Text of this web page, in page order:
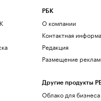
РБК
О компании
Контактная
Редакция
Размещение
Другие продукты
Облако для бизнеса